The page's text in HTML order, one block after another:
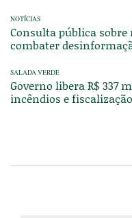
NOTÍCIAS
Consulta pública
combater
SALADA VERDE
Governo libera R$ 337
incêndios e